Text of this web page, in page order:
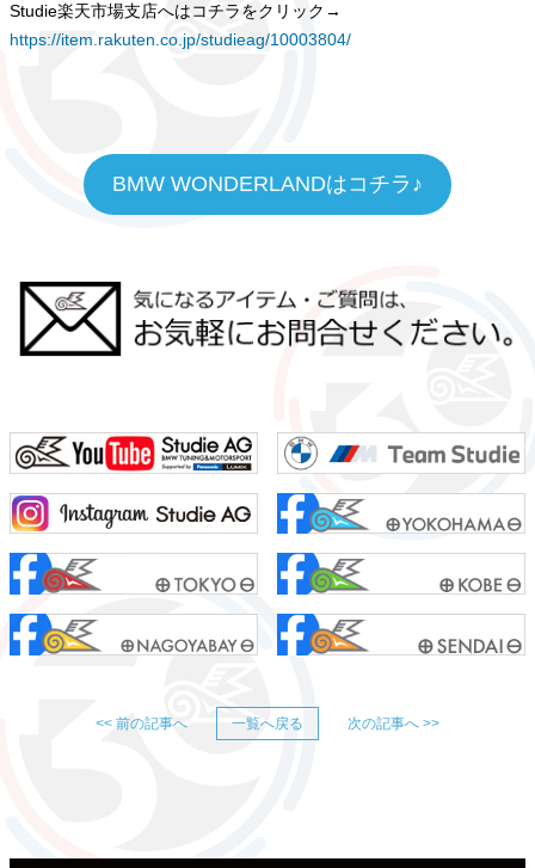
Studie楽天市場支店へはコチラをクリック→
https://item.rakuten.co.jp/studieag/10003804/
BMW WONDERLANDはコチラ♪
<< 前の記事へ 一覧へ戻る 次の記事へ >>